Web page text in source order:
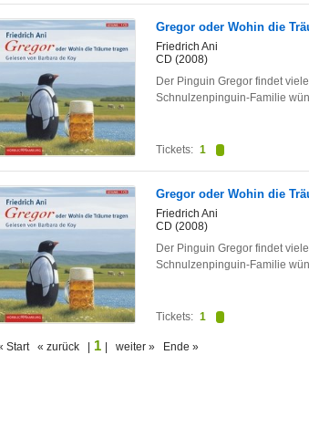
Gregor oder Wohin die
Friedrich Ani
CD (2008)
Der Pinguin Gregor findet
Schnulzenpinguin-Familie
Tickets: 1
Gregor oder Wohin die
Friedrich Ani
CD (2008)
Der Pinguin Gregor findet
Schnulzenpinguin-Familie
Tickets: 1
Start « zurück | 1 | weiter » Ende »